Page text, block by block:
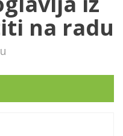
na radu